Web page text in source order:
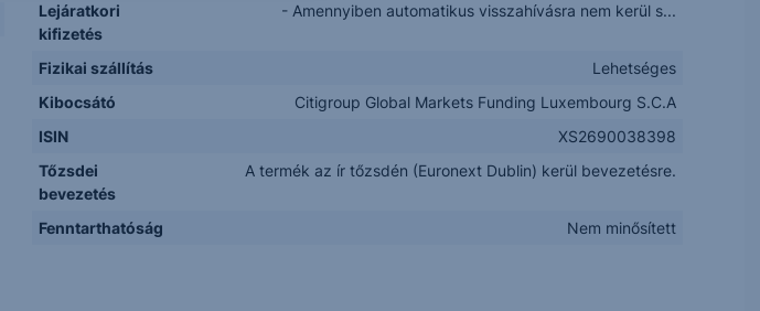
Lejáratkori
kifizetés
- Amennyiben automatikus visszahívásra nem kerül s...
Fizikai szállítás
Lehetséges
Kibocsátó
Citigroup Global Markets Funding Luxembourg S.C.A
ISIN
XS2690038398
Tőzsdei
bevezetés
A termék az ír tőzsdén (Euronext Dublin) kerül bevezetésre.
Fenntarthatóság Nem minősített